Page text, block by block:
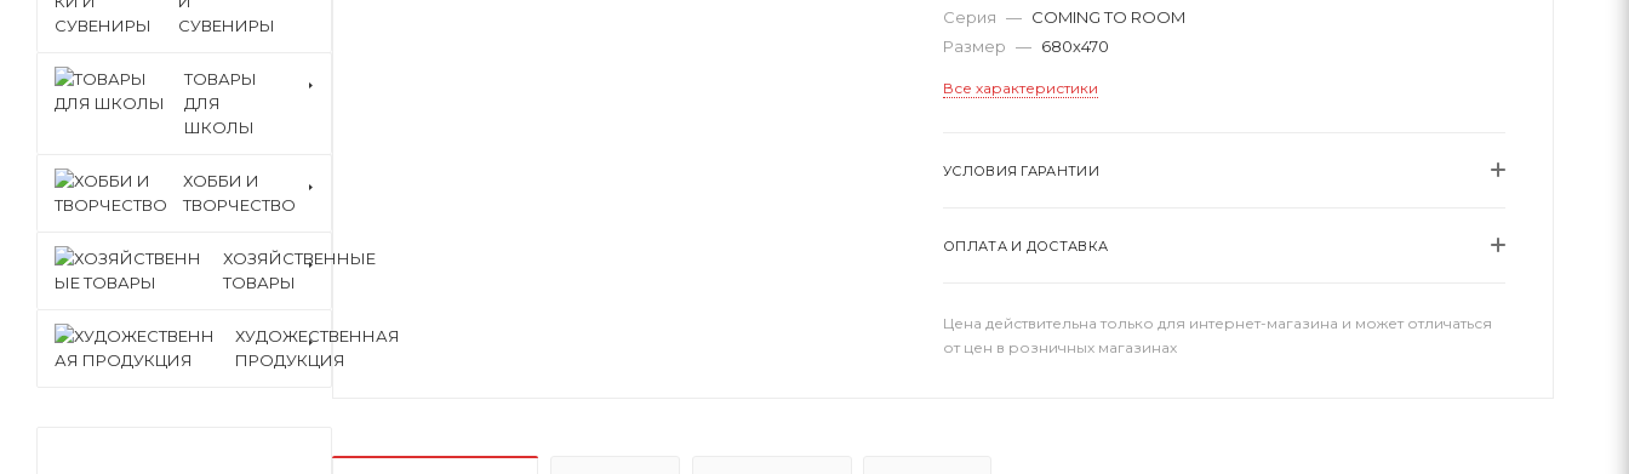
Серия — COMING TO ROOM
Размер — 680х470
Все характеристики
УСЛОВИЯ ГАРАНТИИ
ОПЛАТА И ДОСТАВКА
Цена действительна только для интернет-магазина и может отличаться
от цен в розничных магазинах
СУВЕНИРЫ
ТОВАРЫ
ДЛЯ
ШКОЛЫ
ХОББИ И
ТВОРЧЕСТВО
ХОЗЯЙСТВЕННЫЕ
ТОВАРЫ
ХУДОЖЕСТВЕННАЯ
ПРОДУКЦИЯ